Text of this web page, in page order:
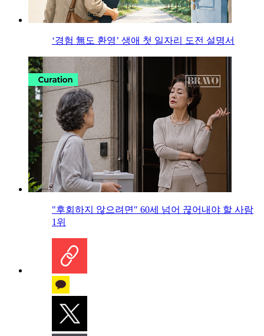
‘경험 無도 환영’ 생애 첫 일자리 도전 설명서
"후회하지 않으려면" 60세 넘어 끊어내야 할 사람
1위